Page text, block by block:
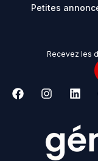
Petites
Recevez les